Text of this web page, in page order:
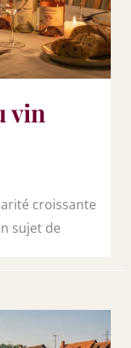
vin
croissante
sujet de